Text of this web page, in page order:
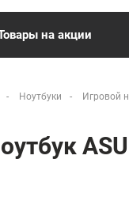
на акции
Ноутбуки Игровой